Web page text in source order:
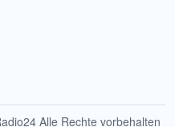
Alle Rechte vorbehalten